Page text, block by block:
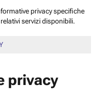
privacy specifiche
servizi disponibili.
privacy